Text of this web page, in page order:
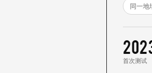
同一地
首次测试